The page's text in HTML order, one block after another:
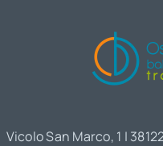
Vicolo San Marco, 1 |